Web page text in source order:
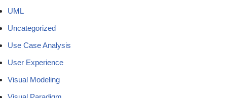
UML
Uncategorized
Use Case Analysis
User Experience
Visual Modeling